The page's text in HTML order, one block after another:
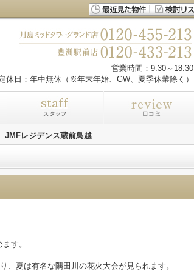
営業時間：9:30～18:30
休日：年中無休（※年末年始、GW、夏季休業除く）
JMFレジデンス蔵前鳥越
す。
、夏は有名な隅田川の花火大会が見られます。